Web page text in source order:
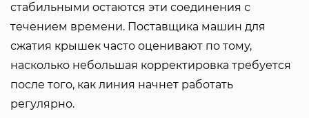
стабильными остаются эти соединения с
течением времени. Поставщика машин для
сжатия крышек часто оценивают по тому,
насколько небольшая корректировка требуется
после того, как линия начнет работать
регулярно.